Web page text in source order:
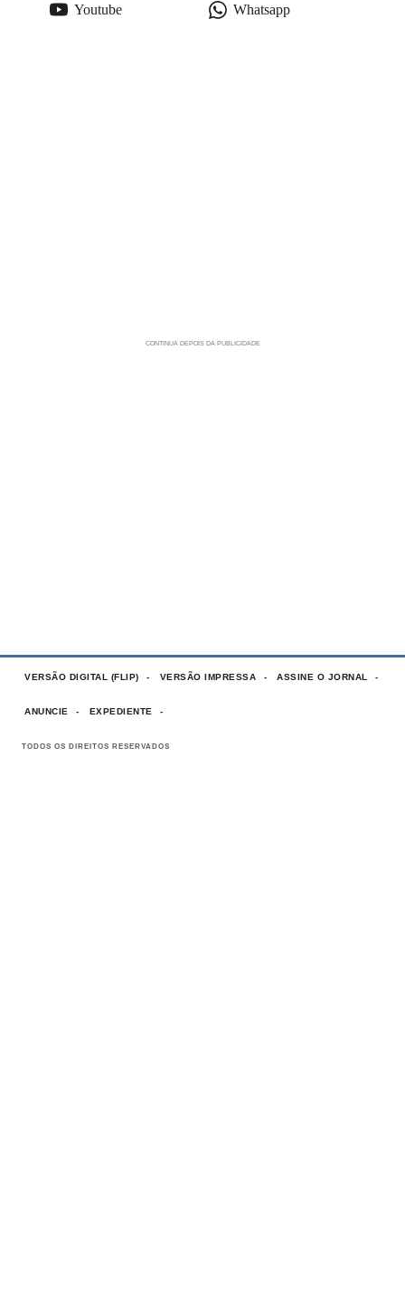
Youtube Whatsapp
VERSÃO DIGITAL (FLIP) VERSÃO IMPRESSA ASSINE O JORNAL
ANUNCIE EXPEDIENTE
TODOS OS DIREITOS RESERVADOS